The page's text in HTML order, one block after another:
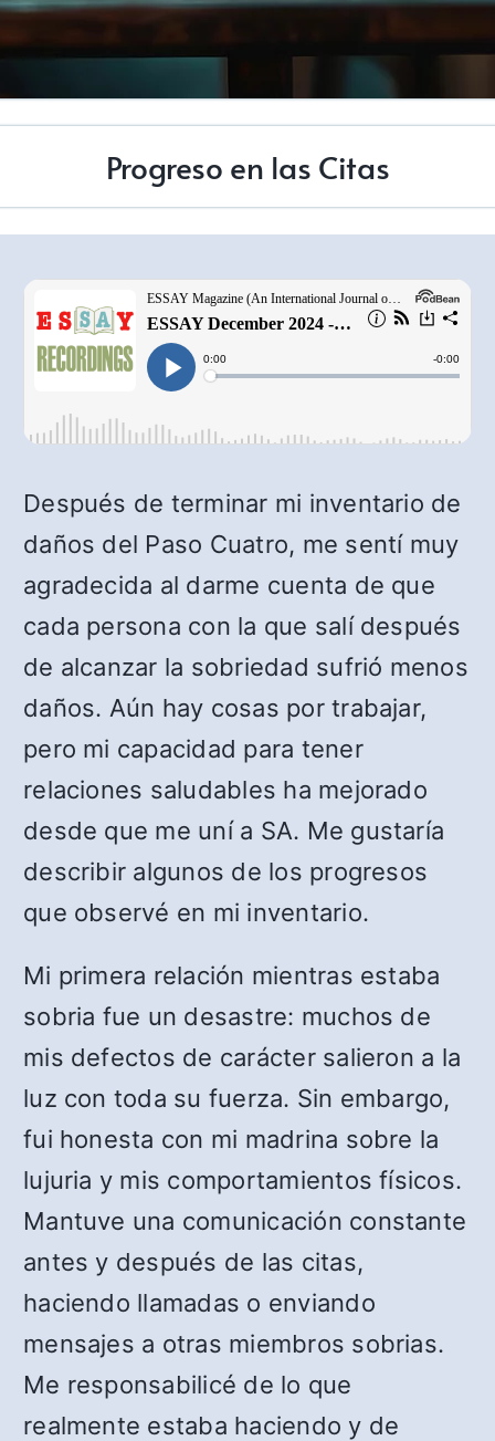
Progreso en las Citas
Después de terminar mi inventario de
daños del Paso Cuatro, me sentí muy
agradecida al darme cuenta de que
cada persona con la que salí después
de alcanzar la sobriedad sufrió menos
daños. Aún hay cosas por trabajar,
pero mi capacidad para tener
relaciones saludables ha mejorado
desde que me uní a SA. Me gustaría
describir algunos de los progresos
que observé en mi inventario.
Mi primera relación mientras estaba
sobria fue un desastre: muchos de
mis defectos de carácter salieron a la
luz con toda su fuerza. Sin embargo,
fui honesta con mi madrina sobre la
lujuria y mis comportamientos físicos.
Mantuve una comunicación constante
antes y después de las citas,
haciendo llamadas o enviando
mensajes a otras miembros sobrias.
Me responsabilicé de lo que
realmente estaba haciendo y de